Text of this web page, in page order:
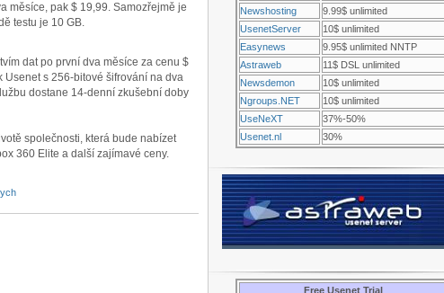
měsíce, pak $ 19,99. Samozřejmě je
testu je 10 GB.
dat po první dva měsíce za cenu $
Usenet s 256-bitové šifrování na dva
dostane 14-denní zkušební doby
společnosti, která bude nabízet
360 Elite a další zajímavé ceny.
Newshosting
9.99$ unlimited
UsenetServer
10$ unlimited
Easynews
9.95$ unlimited NNTP
Astraweb
11$ DSL unlimited
Newsdemon
10$ unlimited
Ngroups.NET
10$ unlimited
UseNeXT
37%-50%
Usenet.nl
30%
Free Usenet Trial